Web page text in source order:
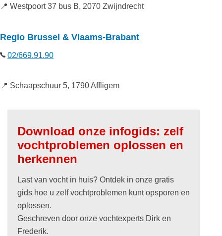
📍 Westpoort 37 bus B, 2070 Zwijndrecht
Regio Brussel & Vlaams-Brabant
02/669.91.90
📍 Schaapschuur 5, 1790 Affligem
Download onze infogids: zelf
vochtproblemen oplossen en
herkennen
Last van vocht in huis? Ontdek in onze gratis
gids hoe u zelf vochtproblemen kunt opsporen en
oplossen.
Geschreven door onze vochtexperts Dirk en
Frederik.